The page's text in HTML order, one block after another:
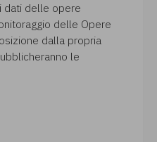
dati delle opere
delle Opere
dalla propria
le